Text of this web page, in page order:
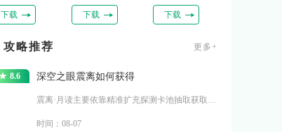
下载 下载 下载
攻略推荐 更多+
8.6 深空之眼震离如何获得
时间：08-07